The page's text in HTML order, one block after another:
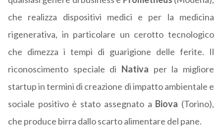
che realizza dispositivi medici e per la medicina
rigenerativa, in particolare un cerotto tecnologico
che dimezza i tempi di guarigione delle ferite. Il
riconoscimento speciale di Nativa per la migliore
startup in termini di creazione di impatto ambientale e
sociale positivo è stato assegnato a Biova (Torino),
che produce birra dallo scarto alimentare del pane.